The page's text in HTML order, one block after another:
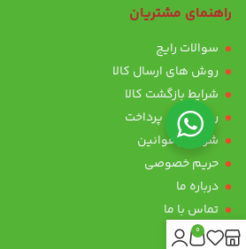
راهنمای مشتریان
سوالات رایج
روش های ارسال کالا
شرایط بازگشت کالا
روش های پرداخت
شرایط و قوانین
حریم خصوصی
درباره ما
تماس با ما
0